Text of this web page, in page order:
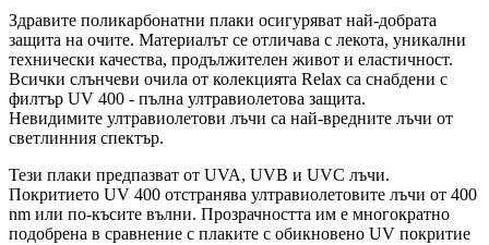
Здравите поликарбонатни плаки осигуряват най-добрата
защита на очите. Материалът се отличава с лекота, уникални
технически качества, продължителен живот и еластичност.
Всички слънчеви очила от колекцията Relax са снабдени с
филтър UV 400 - пълна ултравиолетова защита.
Невидимите ултравиолетови лъчи са най-вредните лъчи от
светлинния спектър.
Тези плаки предпазват от UVA, UVB и UVC лъчи.
Покритието UV 400 отстранява ултравиолетовите лъчи от 400
nm или по-късите вълни. Прозрачността им е многократно
подобрена в сравнение с плаките с обикновено UV покритие